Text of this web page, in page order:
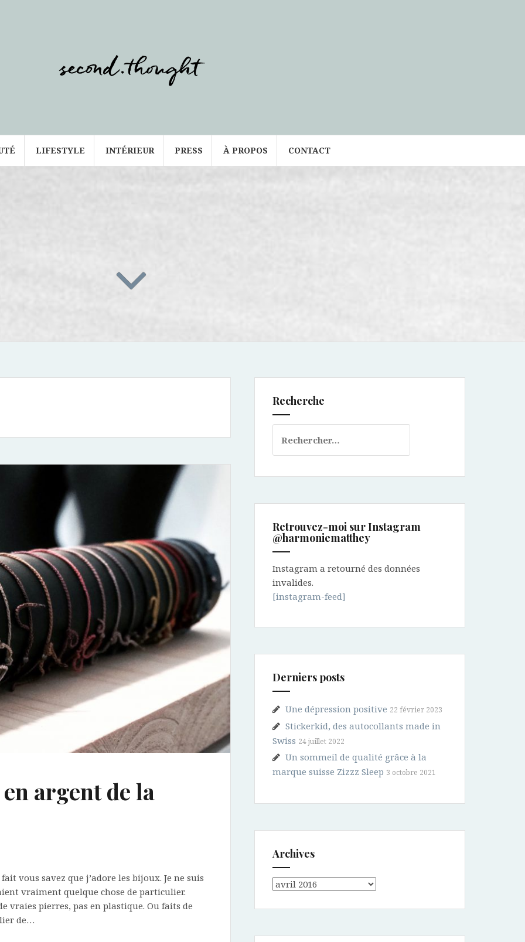
LIFESTYLE INTÉRIEUR PRESS À PROPOS CONTACT
argent de la
vous savez que j’adore les bijoux. Je ne suis
vraiment quelque chose de particulier.
vraies pierres, pas en plastique. Ou faits de
de…
Recherche
Retrouvez-moi sur Instagram
@harmoniematthey
Instagram a retourné des données
invalides.
[instagram-feed]
Derniers posts
Une dépression positive 22 février 2023
Stickerkid, des autocollants made in
Swiss 24 juillet 2022
Un sommeil de qualité grâce à la
marque suisse Zizzz Sleep 3 octobre 2021
Archives
Archives